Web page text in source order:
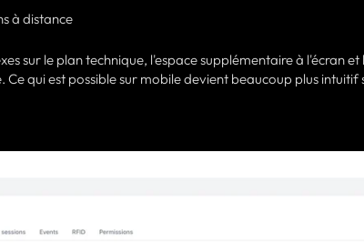
à distance
sur le plan technique, l'espace supplémentaire à l'écran et
qui est possible sur mobile devient beaucoup plus intuitif